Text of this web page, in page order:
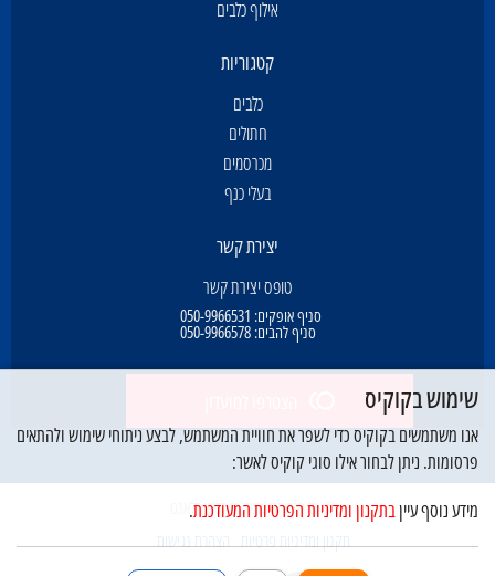
אילוף כלבים
קטגוריות
כלבים
חתולים
מכרסמים
בעלי כנף
יצירת קשר
טופס יצירת קשר
סניף אופקים: 050-9966531
סניף להבים:050-9966578
© כל הזכויות שמורות לדוג פלאנט
תקנון ומדיניות פרטיות הצהרת נגישות
שימוש בקוקיס
אנו משתמשים בקוקיס כדי לשפר את חוויית המשתמש, לבצע ניתוחי שימוש ולהתאים
פרסומות. ניתן לבחור אילו סוגי קוקיס לאשר:
מידע נוסף עייןבתקנון ומדיניות הפרטיות המעודכנת.